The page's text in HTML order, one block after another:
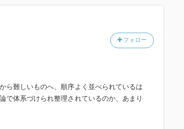
フォロー
ら難しいものへ、順序よく並べられているは
で体系づけられ整理されているのか、あまり